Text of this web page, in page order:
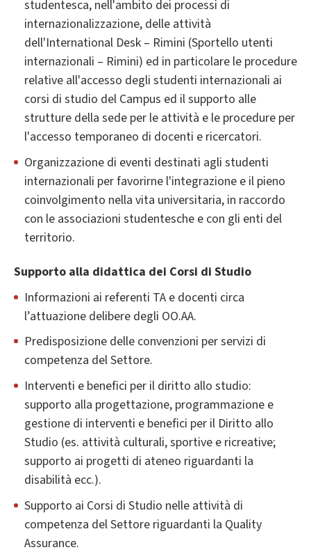
studentesca, nell'ambito dei processi di
internazionalizzazione, delle attività
dell'International Desk – Rimini (Sportello utenti
internazionali – Rimini) ed in particolare le procedure
relative all'accesso degli studenti internazionali ai
corsi di studio del Campus ed il supporto alle
strutture della sede per le attività e le procedure per
l'accesso temporaneo di docenti e ricercatori.
Organizzazione di eventi destinati agli studenti
internazionali per favorirne l'integrazione e il pieno
coinvolgimento nella vita universitaria, in raccordo
con le associazioni studentesche e con gli enti del
territorio.
Supporto alla didattica dei Corsi di Studio
Informazioni ai referenti TA e docenti circa
l’attuazione delibere degli OO.AA.
Predisposizione delle convenzioni per servizi di
competenza del Settore.
Interventi e benefici per il diritto allo studio:
supporto alla progettazione, programmazione e
gestione di interventi e benefici per il Diritto allo
Studio (es. attività culturali, sportive e ricreative;
supporto ai progetti di ateneo riguardanti la
disabilità ecc.).
Supporto ai Corsi di Studio nelle attività di
competenza del Settore riguardanti la Quality
Assurance.